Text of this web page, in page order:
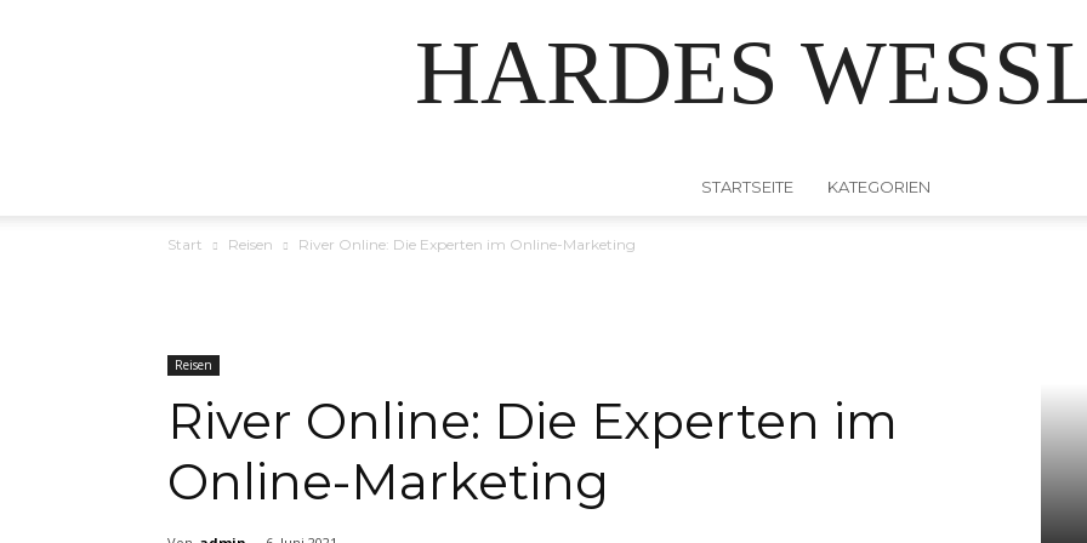
HARDES
STARTSEITE KATEGORIEN
Start Reisen River Online: Die Experten im Online-Marketing
Reisen
River Online: Die Experten im
Online-Marketing